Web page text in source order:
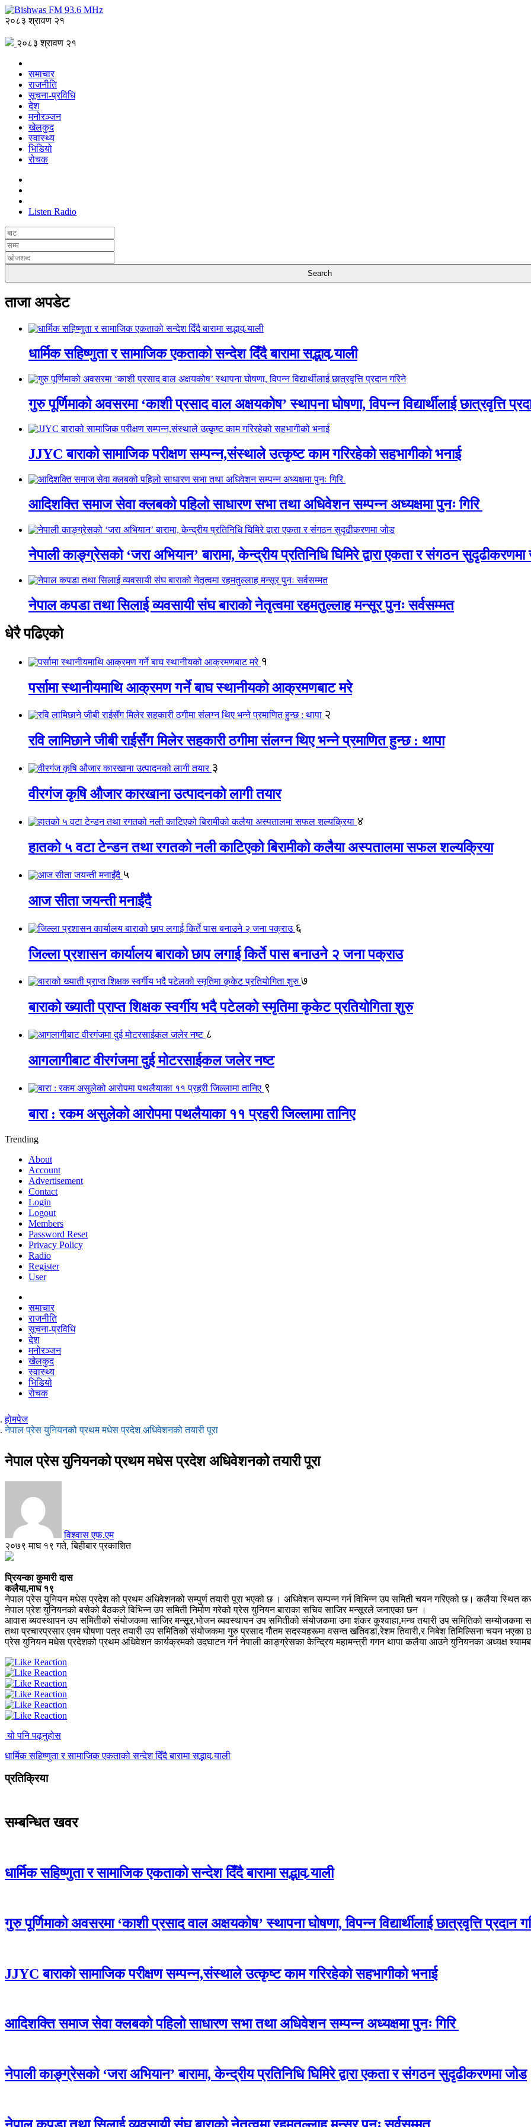
२०८३ श्रावण २१
२०८३ श्रावण २१
समाचार
राजनीति
सूचना-प्रविधि
देश
मनोरञ्जन
खेलकुद
स्वास्थ्य
भिडियो
रोचक
Listen Radio
ताजा अपडेट
धार्मिक सहिष्णुता र सामाजिक एकताको सन्देश दिँदै बारामा सद्भाव र्‍याली
गुरु पूर्णिमाको अवसरमा ‘काशी प्रसाद वाल अक्षयकोष’ स्थापना घोषणा, विपन्न विद्यार्थीलाई छात्रवृत्ति
JJYC बाराको सामाजिक परीक्षण सम्पन्न,संस्थाले उत्कृष्ट काम गरिरहेको सहभागीको भनाई
आदिशक्ति समाज सेवा क्लबको पहिलो साधारण सभा तथा अधिवेशन सम्पन्न अध्यक्षमा पुनः गिरि
नेपाली काङ्ग्रेसको ‘जरा अभियान’ बारामा, केन्द्रीय प्रतिनिधि घिमिरे द्वारा एकता र संगठन
नेपाल कपडा तथा सिलाई व्यवसायी संघ बाराको नेतृत्वमा रहमतुल्लाह मन्सूर पुनः सर्वसम्मत
धेरै पढिएको
१
पर्सामा स्थानीयमाथि आक्रमण गर्ने बाघ स्थानीयको आक्रमणबाट मरे
२
रवि लामिछाने जीबी राईसँग मिलेर सहकारी ठगीमा संलग्न थिए भन्ने प्रमाणित हुन्छ : थापा
३
वीरगंज कृषि औजार कारखाना उत्पादनको लागी तयार
४
हातको ५ वटा टेन्डन तथा रगतको नली काटिएको बिरामीको कलैया अस्पतालमा सफल शल्यक्रिया
५
आज सीता जयन्ती मनाईंदै
६
जिल्ला प्रशासन कार्यालय बाराको छाप लगाई किर्ते पास बनाउने २ जना पक्राउ
७
बाराको ख्याती प्राप्त शिक्षक स्वर्गीय भदै पटेलको स्मृतिमा कृकेट प्रतियोगिता शुरु
८
आगलागीबाट वीरगंजमा दुई मोटरसाईकल जलेर नष्ट
९
बारा : रकम असुलेको आरोपमा पथलैयाका ११ प्रहरी जिल्लामा तानिए
Trending
About
Account
Advertisement
Contact
Login
Logout
Members
Password Reset
Privacy Policy
Radio
Register
User
समाचार
राजनीति
सूचना-प्रविधि
देश
मनोरञ्जन
खेलकुद
स्वास्थ्य
भिडियो
रोचक
होमपेज
नेपाल प्रेस युनियनको प्रथम मधेस प्रदेश अधिवेशनको तयारी पूरा
नेपाल प्रेस युनियनको प्रथम मधेस प्रदेश अधिवेशनको तयारी पूरा
विश्वास एफ.एम
२०७९ माघ १९ गते, बिहीबार प्रकाशित
प्रियन्का कुमारी दास
कलैया,माघ १९
नेपाल प्रेस युनियन मधेस प्रदेश को प्रथम अधिवेशनको सम्पुर्ण तयारी पूरा भएको छ । अधिवेशन सम्पन्न गर्न विभिन्न उप समिती चयन गरिएको छ। कलैया स्थित
नेपाल प्रेश युनियनको बसेको बैठकले विभिन्न उप समिती निर्माण गरेको प्रेस युनियन बाराका सचिव साजिर मन्सूरले जनाएका छन ।
आवास ब्यवस्थापन उप समितीको संयोजकमा साजिर मन्सूर,भोजन ब्यवस्थापन उप समितीको संयोजकमा उमा शंकर कुश्वाहा,मन्च तयारी उप समितिको सम्योजकमा
तथा प्रचारप्रसार एवम घोषणा पत्र तयारी उप समितिको संयोजकमा गुरु प्रसाद गौतम सदस्यहरूमा वसन्त खतिवडा,रेशम तिवारी,र निबेश तिमिल्सिना चयन भएका
प्रेस युनियन मधेस प्रदेशको प्रथम अधिवेशन कार्यक्रमको उदघाटन गर्न नेपाली काङ्ग्रेसका केन्द्रिय महामन्त्री गगन थापा कलैया आउने युनियनका अध्यक्ष
यो पनि पढ्नुहोस
धार्मिक सहिष्णुता र सामाजिक एकताको सन्देश दिँदै बारामा सद्भाव र्‍याली
प्रतिक्रिया
सम्बन्धित खवर
धार्मिक सहिष्णुता र सामाजिक एकताको सन्देश दिँदै बारामा सद्भाव र्‍याली
गुरु पूर्णिमाको अवसरमा ‘काशी प्रसाद वाल अक्षयकोष’ स्थापना घोषणा, विपन्न विद्यार्थीलाई छात्रवृत्ति प्रदान
JJYC बाराको सामाजिक परीक्षण सम्पन्न,संस्थाले उत्कृष्ट काम गरिरहेको सहभागीको भनाई
आदिशक्ति समाज सेवा क्लबको पहिलो साधारण सभा तथा अधिवेशन सम्पन्न अध्यक्षमा पुनः गिरि
नेपाली काङ्ग्रेसको ‘जरा अभियान’ बारामा, केन्द्रीय प्रतिनिधि घिमिरे द्वारा एकता र संगठन सुदृढीकरणमा जोड